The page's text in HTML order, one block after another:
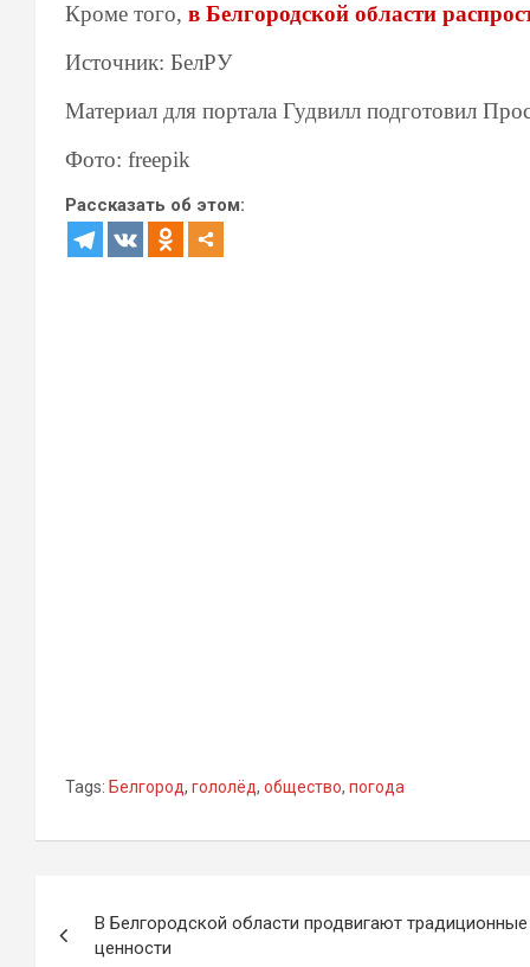
Кроме того, в Белгородской области
Источник: БелРУ
Материал для портала Гудвилл подготовил
Фото: freepik
Рассказать об этом:
Tags: Белгород, гололёд, общество, погода
по
В Белгородской области продвигают традиционные
ценности